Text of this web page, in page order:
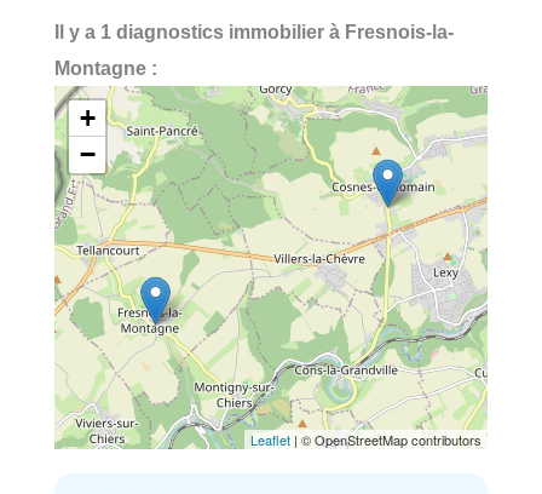
Il y a 1 diagnostics immobilier à Fresnois-la-
Montagne :
+
−
Leaflet | © OpenStreetMap contributors